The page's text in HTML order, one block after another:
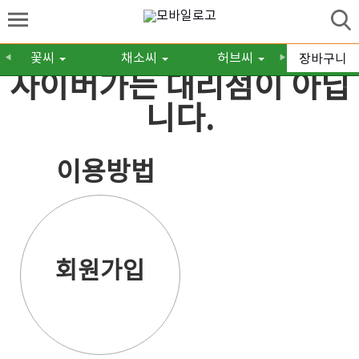
◀ 꽃씨 채소씨 허브씨 구근/숙
▶ 장바구니
사이버가든 대리점이 아닙
니다.
이용방법
회원가입